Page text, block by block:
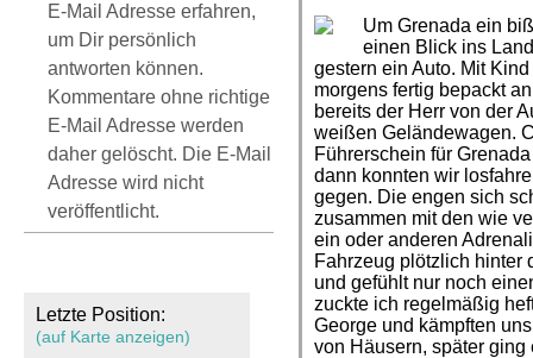
E-Mail Adresse erfahren,
um Dir persönlich
antworten können.
Kommentare ohne richtige
E-Mail Adresse werden
daher gelöscht. Die E-Mail
Adresse wird nicht
veröffentlicht.
Letzte Position:
(auf Karte anzeigen)
Um Grenada ein
einen Blick ins
gestern ein Auto. Mit
morgens fertig bepackt
bereits der Herr von der
weißen Geländewagen.
Führerschein für
dann konnten wir
gegen. Die engen sich
zusammen mit den wie
ein oder anderen
Fahrzeug plötzlich hinter
und gefühlt nur noch
zuckte ich regelmäßig
George und kämpften
von Häusern, später